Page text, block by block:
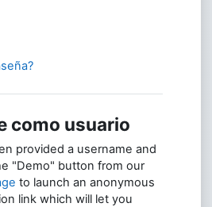
como usuario
provided a username and
"Demo" button from our
to launch an anonymous
link which will let you